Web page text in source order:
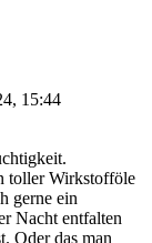
15:44
toller Wirkstofföle
gerne ein
Nacht entfalten
Oder das man